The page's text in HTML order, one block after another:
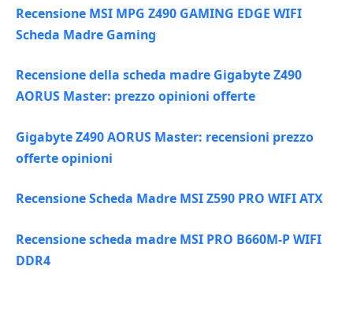
Recensione MSI MPG Z490 GAMING EDGE WIFI
Scheda Madre Gaming
Recensione della scheda madre Gigabyte Z490
AORUS Master: prezzo opinioni offerte
Gigabyte Z490 AORUS Master: recensioni prezzo
offerte opinioni
Recensione Scheda Madre MSI Z590 PRO WIFI ATX
Recensione scheda madre MSI PRO B660M-P WIFI
DDR4